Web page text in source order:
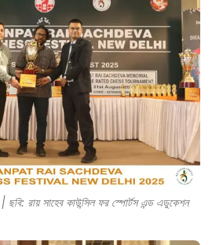
ছবি: রায় সাহেব কাউন্সিল ফর স্পোর্টস এন্ড এডুকেশন